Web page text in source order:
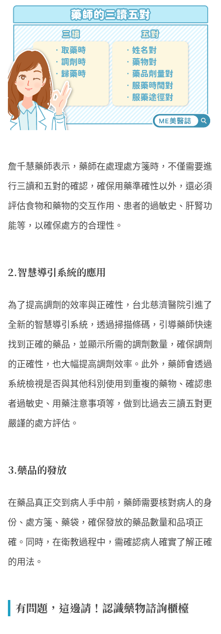
詹千慧藥師表示，藥師在處理處方箋時，不僅需要進
行三讀和五對的確認，確保用藥準確性以外，還必須
評估食物和藥物的交互作用、患者的過敏史、肝腎功
能等，以確保處方的合理性。
2.智慧導引系統的應用
為了提高調劑的效率與正確性，台北慈濟醫院引進了
全新的智慧導引系統，透過掃描條碼，引導藥師快速
找到正確的藥品，並顯示所需的調劑數量，確保調劑
的正確性，也大幅提高調劑效率。此外，藥師會透過
系統檢視是否與其他科別使用到重複的藥物、確認患
者過敏史、用藥注意事項等，做到比過去三讀五對更
嚴謹的處方評估。
3.藥品的發放
在藥品真正交到病人手中前，藥師需要核對病人的身
份、處方箋、藥袋，確保發放的藥品數量和品項正
確。同時，在衛教過程中，需確認病人確實了解正確
的用法。
有問題，這邊請！認識藥物諮詢櫃檯